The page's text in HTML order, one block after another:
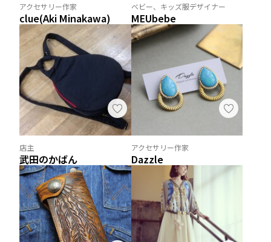
アクセサリー作家
clue(Aki Minakawa)
ベビー、キッズ服デザイナー
MEUbebe
店主
武田のかばん
アクセサリー作家
Dazzle